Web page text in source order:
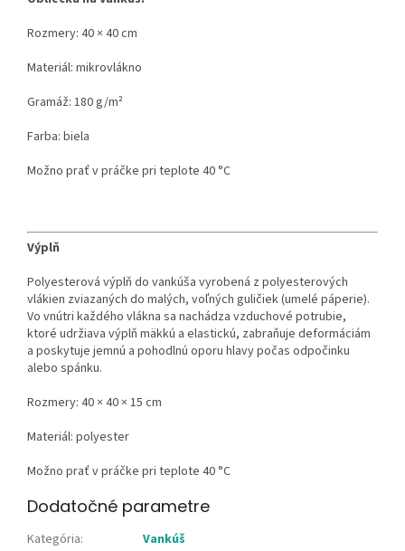
Rozmery: 40 × 40 cm
Materiál: mikrovlákno
Gramáž: 180 g/m²
Farba: biela
Možno prať v práčke pri teplote 40 °C
Výplň
Polyesterová výplň do vankúša vyrobená z polyesterových
vlákien zviazaných do malých, voľných guličiek (umelé páperie).
Vo vnútri každého vlákna sa nachádza vzduchové potrubie,
ktoré udržiava výplň mäkkú a elastickú, zabraňuje deformáciám
a poskytuje jemnú a pohodlnú oporu hlavy počas odpočinku
alebo spánku.
Rozmery: 40 × 40 × 15 cm
Materiál: polyester
Možno prať v práčke pri teplote 40 °C
Dodatočné parametre
Kategória:
Vankúš